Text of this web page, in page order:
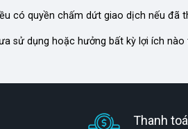
có quyền chấm dứt giao dịch nếu đã
sử dụng hoặc hưởng bất kỳ lợi ích
Thanh